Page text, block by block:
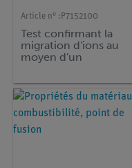
Article n° : P7152100
Test confirmant la
migration d'ions au
moyen d'un